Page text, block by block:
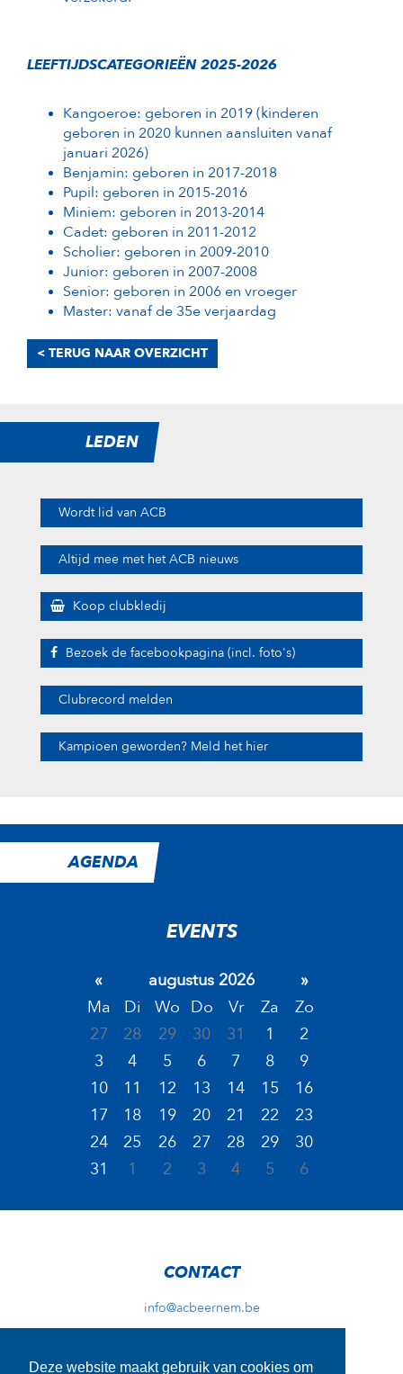
Deze website maakt gebruik van cookies om
LEEFTIJDSCATEGORIEËN 2025-2026
Kangoeroe: geboren in 2019 (kinderen
geboren in 2020 kunnen aansluiten vanaf
januari 2026)
Benjamin: geboren in 2017-2018
Pupil: geboren in 2015-2016
Miniem: geboren in 2013-2014
Cadet: geboren in 2011-2012
Scholier: geboren in 2009-2010
Junior: geboren in 2007-2008
Senior: geboren in 2006 en vroeger
Master: vanaf de 35e verjaardag
< TERUG NAAR OVERZICHT
LEDEN
Wordt lid van ACB
Altijd mee met het ACB nieuws
Koop clubkledij
Bezoek de facebookpagina (incl. foto's)
Clubrecord melden
Kampioen geworden? Meld het hier
AGENDA
EVENTS
« augustus 2026
»
Ma
Di Wo Do Vr Za
Zo
27
28 29 30 31 1
2
3
4 5 6 7 8
9
10
11 12 13 14 15
16
17
18 19 20 21 22
23
24
25 26 27 28 29
30
31
1 2 3 4 5 6
CONTACT
info@acbeernem.be